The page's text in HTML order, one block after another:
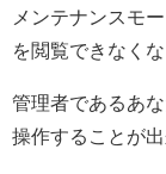
メンテナンスモ
を閲覧できなく
管理者であるあ
操作することが出